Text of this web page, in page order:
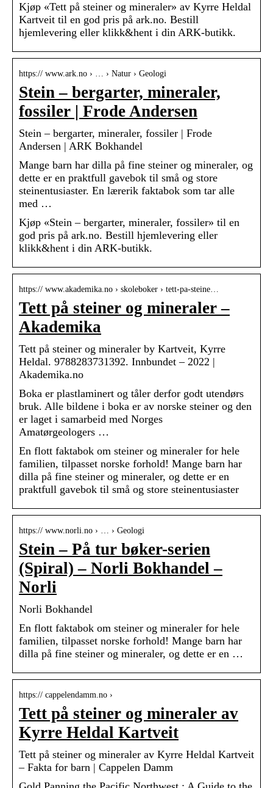
Kjøp «Tett på steiner og mineraler» av Kyrre Heldal
Kartveit til en god pris på ark.no. Bestill
hjemlevering eller klikk&hent i din ARK-butikk.
https:// www.ark.no › … › Natur › Geologi
Stein – bergarter, mineraler,
fossiler | Frode Andersen
Stein – bergarter, mineraler, fossiler | Frode
Andersen | ARK Bokhandel
Mange barn har dilla på fine steiner og mineraler, og
dette er en praktfull gavebok til små og store
steinentusiaster. En lærerik faktabok som tar alle
med …
Kjøp «Stein – bergarter, mineraler, fossiler» til en
god pris på ark.no. Bestill hjemlevering eller
klikk&hent i din ARK-butikk.
https:// www.akademika.no › skoleboker › tett-pa-steine…
Tett på steiner og mineraler –
Akademika
Tett på steiner og mineraler by Kartveit, Kyrre
Heldal. 9788283731392. Innbundet – 2022 |
Akademika.no
Boka er plastlaminert og tåler derfor godt utendørs
bruk. Alle bildene i boka er av norske steiner og den
er laget i samarbeid med Norges
Amatørgeologers …
En flott faktabok om steiner og mineraler for hele
familien, tilpasset norske forhold! Mange barn har
dilla på fine steiner og mineraler, og dette er en
praktfull gavebok til små og store steinentusiaster
https:// www.norli.no › … › Geologi
Stein – På tur bøker-serien
(Spiral) – Norli Bokhandel –
Norli
Norli Bokhandel
En flott faktabok om steiner og mineraler for hele
familien, tilpasset norske forhold! Mange barn har
dilla på fine steiner og mineraler, og dette er en …
https:// cappelendamm.no ›
Tett på steiner og mineraler av
Kyrre Heldal Kartveit
Tett på steiner og mineraler av Kyrre Heldal Kartveit
– Fakta for barn | Cappelen Damm